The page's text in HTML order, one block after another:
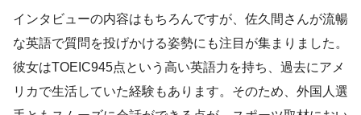
インタビューの内容はもちろんですが、佐久間さんが流暢
な英語で質問を投げかける姿勢にも注目が集まりました。
彼女はTOEIC945点という高い英語力を持ち、過去にアメ
リカで生活していた経験もあります。そのため、外国人選